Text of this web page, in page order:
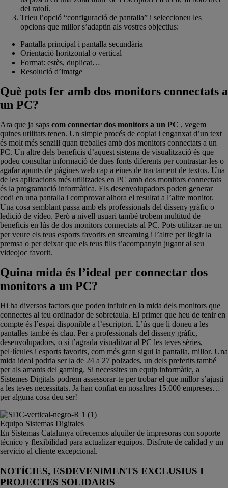
del ratolí.
Trieu l’opció “configuració de pantalla” i seleccioneu les
opcions que millor s’adaptin als vostres objectius:
Pantalla principal i pantalla secundària
Orientació horitzontal o vertical
Format: estès, duplicat…
Resolució d’imatge
Què pots fer amb dos monitors connectats a
un PC?
Ara que ja saps com connectar dos monitors a un PC , vegem
quines utilitats tenen. Un simple procés de copiat i enganxat d’un text
és molt més senzill quan treballes amb dos monitors connectats a un
PC. Un altre dels beneficis d’aquest sistema de visualització és que
podeu consultar informació de dues fonts diferents per contrastar-les o
agafar apunts de pàgines web cap a eines de tractament de textos. Una
de les aplicacions més utilitzades en PC amb dos monitors connectats
és la programació informàtica. Els desenvolupadors poden generar
codi en una pantalla i comprovar alhora el resultat a l’altre monitor.
Una cosa semblant passa amb els professionals del disseny gràfic o
ledició de vídeo. Però a nivell usuari també trobem multitud de
beneficis en lús de dos monitors connectats al PC. Pots utilitzar-ne un
per veure els teus esports favorits en streaming i l’altre per llegir la
premsa o per deixar que els teus fills t’acompanyin jugant al seu
videojoc favorit.
Quina mida és l’ideal per connectar dos
monitors a un PC?
Hi ha diversos factors que poden influir en la mida dels monitors que
connectes al teu ordinador de sobretaula. El primer que heu de tenir en
compte és l’espai disponible a l’escriptori. L’ús que li doneu a les
pantalles també és clau. Per a professionals del disseny gràfic,
desenvolupadors, o si t’agrada visualitzar al PC les teves sèries,
pel·lícules i esports favorits, com més gran sigui la pantalla, millor. Una
mida ideal podria ser la de 24 a 27 polzades, un dels preferits també
per als amants del gaming. Si necessites un equip informàtic, a
Sistemes Digitals podrem assessorar-te per trobar el que millor s’ajusti
a les teves necessitats. Ja han confiat en nosaltres 15.000 empreses…
per alguna cosa deu ser!
Equipo Sistemas Digitales
En Sistemas Catalunya ofrecemos alquiler de impresoras con soporte
técnico y flexibilidad para actualizar equipos. Disfrute de calidad y un
servicio al cliente excepcional.
NOTÍCIES, ESDEVENIMENTS EXCLUSIUS I
PROJECTES SOLIDARIS